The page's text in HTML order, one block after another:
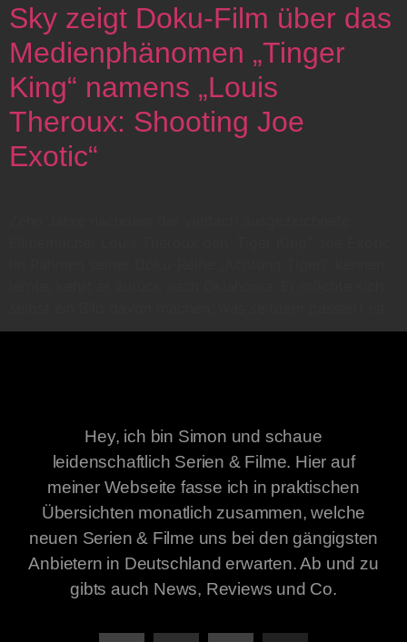
Sky zeigt Doku-Film über das
Medienphänomen „Tinger
King“ namens „Louis
Theroux: Shooting Joe
Exotic“
Hey, ich bin Simon und schaue
leidenschaftlich Serien & Filme. Hier auf
meiner Webseite fasse ich in praktischen
Übersichten monatlich zusammen, welche
neuen Serien & Filme uns bei den gängigsten
Anbietern in Deutschland erwarten. Ab und zu
gibts auch News, Reviews und Co.